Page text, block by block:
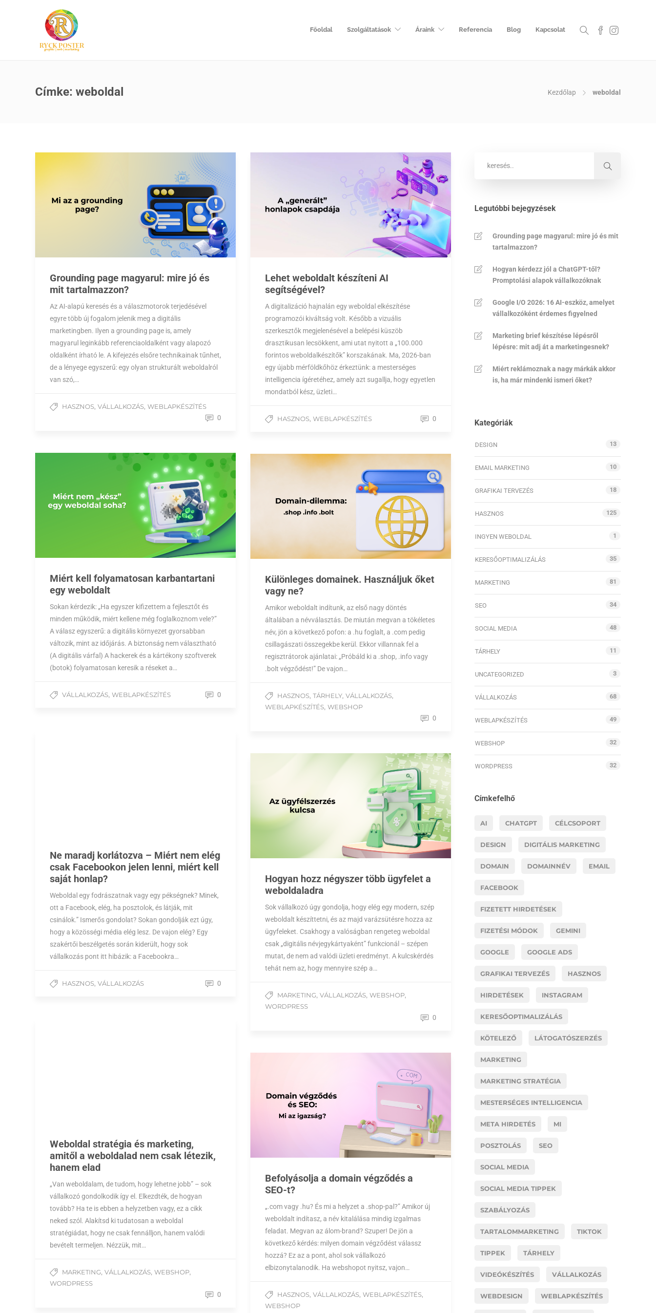
Főoldal Szolgáltatások Áraink Referencia Blog Kapcsolat
Címke: weboldal Kezdőlap weboldal
Grounding page magyarul: mire jó és
mit tartalmazzon?
Az AI-alapú keresés és a válaszmotorok terjedésével
egyre több új fogalom jelenik meg a digitális
marketingben. Ilyen a grounding page is, amely
magyarul leginkább referenciaoldalként vagy alapozó
oldalként írható le. A kifejezés elsőre technikainak tűnhet,
de a lényege egyszerű: egy olyan strukturált weboldalról
van szó,…
HASZNOS, VÁLLALKOZÁS, WEBLAPKÉSZÍTÉS
0
Lehet weboldalt készíteni AI
segítségével?
A digitalizáció hajnalán egy weboldal elkészítése
programozói kiváltság volt. Később a vizuális
szerkesztők megjelenésével a belépési küszöb
drasztikusan lecsökkent, ami utat nyitott a „100.000
forintos weboldalkészítők” korszakának. Ma, 2026-ban
egy újabb mérföldkőhöz érkeztünk: a mesterséges
intelligencia ígéretéhez, amely azt sugallja, hogy egyetlen
mondatból kész, üzleti…
HASZNOS, WEBLAPKÉSZÍTÉS 0
Miért kell folyamatosan karbantartani
egy weboldalt
Sokan kérdezik: „Ha egyszer kifizettem a fejlesztőt és
minden működik, miért kellene még foglalkoznom vele?”
A válasz egyszerű: a digitális környezet gyorsabban
változik, mint az időjárás. A biztonság nem választható
(A digitális várfal) A hackerek és a kártékony szoftverek
(botok) folyamatosan keresik a réseket a…
VÁLLALKOZÁS, WEBLAPKÉSZÍTÉS 0
Különleges domainek. Használjuk őket
vagy ne?
Amikor weboldalt indítunk, az első nagy döntés
általában a névválasztás. De miután megvan a tökéletes
név, jön a következő pofon: a .hu foglalt, a .com pedig
csillagászati összegekbe kerül. Ekkor villannak fel a
regisztrátorok ajánlatai: „Próbáld ki a .shop, .info vagy
.bolt végződést!” De vajon…
HASZNOS, TÁRHELY, VÁLLALKOZÁS,
WEBLAPKÉSZÍTÉS, WEBSHOP
0
Ne maradj korlátozva – Miért nem elég
csak Facebookon jelen lenni, miért kell
saját honlap?
Weboldal egy fodrászatnak vagy egy pékségnek? Minek,
ott a Facebook, elég, ha posztolok, és látják, mit
csinálok.” Ismerős gondolat? Sokan gondolják ezt úgy,
hogy a közösségi média elég lesz. De vajon elég? Egy
szakértői beszélgetés során kiderült, hogy sok
vállalkozás pont itt hibázik: a Facebookra…
HASZNOS, VÁLLALKOZÁS 0
Hogyan hozz négyszer több ügyfelet a
weboldaladra
Sok vállalkozó úgy gondolja, hogy elég egy modern, szép
weboldalt készíttetni, és az majd varázsütésre hozza az
ügyfeleket. Csakhogy a valóságban rengeteg weboldal
csak „digitális névjegykártyaként” funkcionál – szépen
mutat, de nem ad valódi üzleti eredményt. A kulcskérdés
tehát nem az, hogy mennyire szép a…
MARKETING, VÁLLALKOZÁS, WEBSHOP,
WORDPRESS
0
Weboldal stratégia és marketing,
amitől a weboldalad nem csak létezik,
hanem elad
„Van weboldalam, de tudom, hogy lehetne jobb” – sok
vállalkozó gondolkodik így el. Elkezdték, de hogyan
tovább? Ha te is ebben a helyzetben vagy, ez a cikk
neked szól. Alakítsd ki tudatosan a weboldal
stratégiádat, hogy ne csak fennálljon, hanem valódi
bevételt termeljen. Nézzük, mit…
MARKETING, VÁLLALKOZÁS, WEBSHOP,
WORDPRESS
0
Befolyásolja a domain végződés a
SEO-t?
„.com vagy .hu? És mi a helyzet a .shop-pal?” Amikor új
weboldalt indítasz, a név kitalálása mindig izgalmas
feladat. Megvan az álom-brand? Szuper! De jön a
következő kérdés: milyen domain végződést válassz
hozzá? Ez az a pont, ahol sok vállalkozó
elbizonytalanodik. Ha webshopot nyitsz, vajon…
HASZNOS, VÁLLALKOZÁS, WEBLAPKÉSZÍTÉS,
WEBSHOP
Legutóbbi bejegyzések
Grounding page magyarul: mire jó és mit
tartalmazzon?
Hogyan kérdezz jól a ChatGPT-től?
Promptolási alapok vállalkozóknak
Google I/O 2026: 16 AI-eszköz, amelyet
vállalkozóként érdemes figyelned
Marketing brief készítése lépésről
lépésre: mit adj át a marketingesnek?
Miért reklámoznak a nagy márkák akkor
is, ha már mindenki ismeri őket?
Kategóriák
DESIGN 13
EMAIL MARKETING 10
GRAFIKAI TERVEZÉS 18
HASZNOS 125
INGYEN WEBOLDAL 1
KERESŐOPTIMALIZÁLÁS 35
MARKETING 81
SEO 34
SOCIAL MEDIA 48
TÁRHELY 11
UNCATEGORIZED 3
VÁLLALKOZÁS 68
WEBLAPKÉSZÍTÉS 49
WEBSHOP 32
WORDPRESS 32
Címkefelhő
AI CHATGPT CÉLCSOPORT
DESIGN DIGITÁLIS MARKETING
DOMAIN DOMAINNÉV EMAIL
FACEBOOK
FIZETETT HIRDETÉSEK
FIZETÉSI MÓDOK GEMINI
GOOGLE GOOGLE ADS
GRAFIKAI TERVEZÉS HASZNOS
HIRDETÉSEK INSTAGRAM
KERESŐOPTIMALIZÁLÁS
KÖTELEZŐ LÁTOGATÓSZERZÉS
MARKETING
MARKETING STRATÉGIA
MESTERSÉGES INTELLIGENCIA
META HIRDETÉS MI
POSZTOLÁS SEO
SOCIAL MEDIA
SOCIAL MEDIA TIPPEK
SZABÁLYOZÁS
TARTALOMMARKETING TIKTOK
TIPPEK TÁRHELY
VIDEÓKÉSZÍTÉS VÁLLALKOZÁS
WEBDESIGN WEBLAPKÉSZÍTÉS